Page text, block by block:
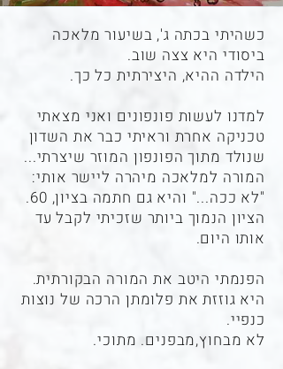
כשהיתי בכתה ג', בשיעור מלאכה
ביסודי היא צצה שוב.
הילדה ההיא, היצירתית כל כך.
למדנו לעשות פונפונים ואני מצאתי
טכניקה אחרת וראיתי כבר את השדון
שנולד מתוך הפונפון המוזר שיצרתי...
המורה למלאכה מיהרה ליישר אותי:
"לא ככה..." והיא גם חתמה בציון, 60.
הציון הנמוך ביותר שזכיתי לקבל עד
אותו היום.
הפנמתי היטב את המורה הבקורתית.
היא גוזזת את פלומתן הרכה של נוצות
כנפיי.
לא מבחוץ,מבפנים. מתוכי.